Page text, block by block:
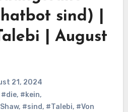
sind) |
| August
21, 2024
#die, #kein,
, #sind, #Talebi, #Von